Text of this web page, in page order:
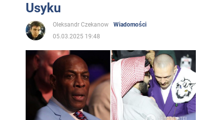
Usyku
Oleksandr Czekanow
Wiadomości
05.03.2025 19:48